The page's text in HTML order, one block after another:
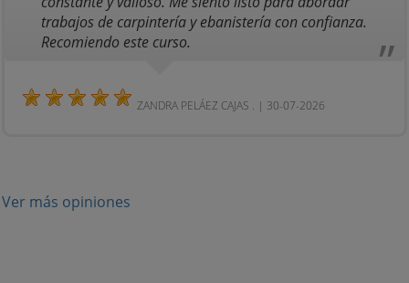
trabajos de carpintería y ebanistería con confianza.
Recomiendo este curso.
ZANDRA PELÁEZ CAJAS . | 30-07-2026
Ver más opiniones